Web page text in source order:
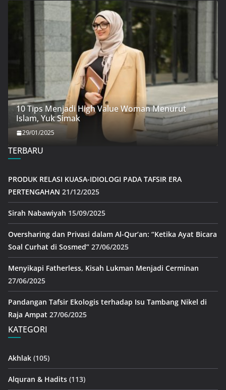
10 Tips Menjadi High Value Woman Menurut
Islam, Yuk Simak
29/01/2025
TERBARU
PRODUK RELASI KUASA-IDIOLOGI PADA TAFSIR ERA
PERTENGAHAN 21/12/2025
Sirah Nabawiyah 15/09/2025
Oversharing dan Privasi dalam Al-Qur’an: “Ketika Ayat Bicara
Soal Curhat di Sosmed” 27/06/2025
Menyikapi Fatherless, Kisah Lukman Menjadi Cerminan
27/06/2025
Pandangan Tafsir Ekologis terhadap Isu Tambang Nikel di
Raja Ampat 27/06/2025
KATEGORI
Akhlak (105)
Alquran & Hadits (113)